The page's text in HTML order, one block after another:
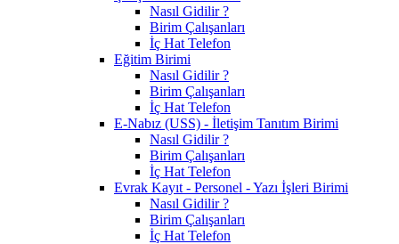
Nasıl Gidilir ?
Birim Çalışanları
İç Hat Telefon
Eğitim Birimi
Nasıl Gidilir ?
Birim Çalışanları
İç Hat Telefon
E-Nabız (USS) - İletişim Tanıtım Birimi
Nasıl Gidilir ?
Birim Çalışanları
İç Hat Telefon
Evrak Kayıt - Personel - Yazı İşleri Birimi
Nasıl Gidilir ?
Birim Çalışanları
İç Hat Telefon